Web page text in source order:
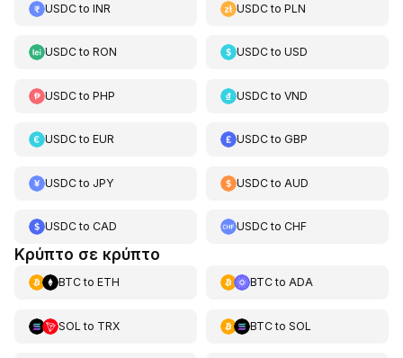
USDCto INR USDCtoPLN
USDCto RON USDCtoUSD
USDCto PHP USDCtoVND
USDCto EUR USDCtoGBP
USDCto JPY USDCto AUD
USDCto CAD USDCtoCHF
Κρύπτο σε κρύπτο
BTCto ETH BTCto ADA
SOL to TRX BTCto SOL